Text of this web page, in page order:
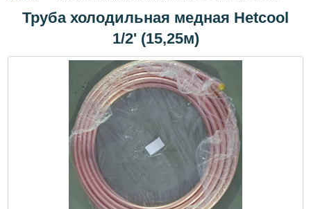
Труба холодильная медная Hetcool
1/2' (15,25м)